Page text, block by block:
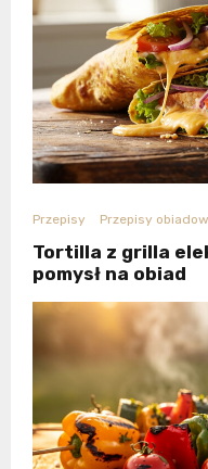
Przepisy Przepisy
Tortilla z grilla
pomysł na obiad